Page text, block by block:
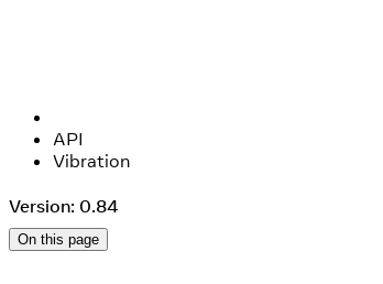
API
Vibration
Version: 0.84
On this page